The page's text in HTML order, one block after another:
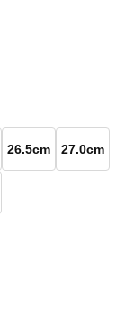
26.5cm 27.0cm